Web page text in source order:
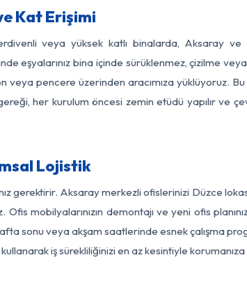
Kat Erişimi
veya yüksek katlı binalarda, Aksaray
eşyalarınız bina içinde sürüklenmez, çizilme
veya pencere üzerinden aracımıza yüklüyoruz.
her kurulum öncesi zemin etüdü yapılır
Lojistik
gerektirir. Aksaray merkezli ofislerinizi Düzce
mobilyalarınızın demontajı ve yeni ofis
sonu veya akşam saatlerinde esnek çalışma
iş sürekliliğinizi en az kesintiyle